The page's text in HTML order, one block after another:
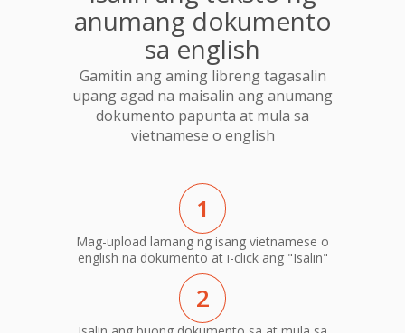
anumang dokumento
sa english
Gamitin ang aming libreng tagasalin
upang agad na maisalin ang anumang
dokumento papunta at mula sa
vietnamese o english
1
Mag-upload lamang ng isang vietnamese o
english na dokumento at i-click ang "Isalin"
2